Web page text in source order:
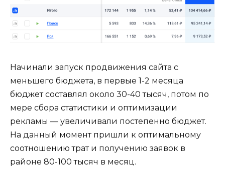
Начинали запуск продвижения сайта с
меньшего бюджета, в первые 1-2 месяца
бюджет составлял около 30-40 тысяч, потом по
мере сбора статистики и оптимизации
рекламы — увеличивали постепенно бюджет.
На данный момент пришли к оптимальному
соотношению трат и получению заявок в
районе 80-100 тысяч в месяц.